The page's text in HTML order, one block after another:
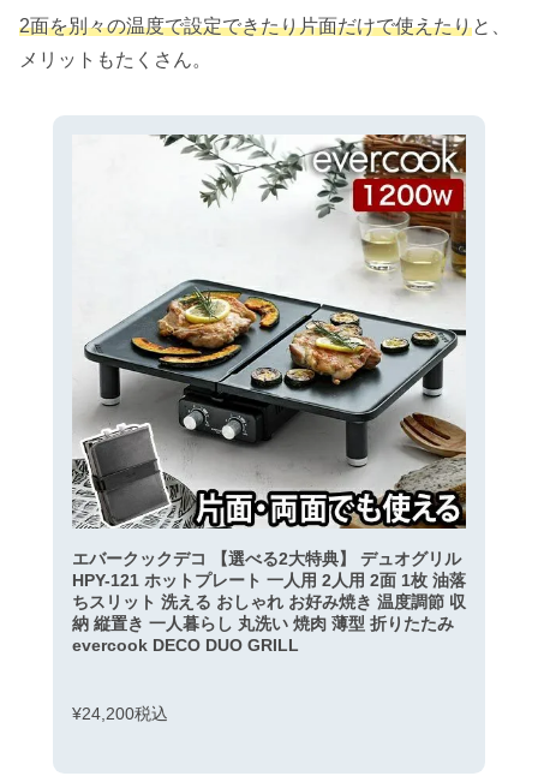
2面を別々の温度で設定できたり片面だけで使えたりと、
メリットもたくさん。
エバークックデコ 【選べる2大特典】 デュオグリル
HPY-121 ホットプレート 一人用 2人用 2面 1枚 油落
ちスリット 洗える おしゃれ お好み焼き 温度調節 収
納 縦置き 一人暮らし 丸洗い 焼肉 薄型 折りたたみ
evercook DECO DUO GRILL
¥24,200税込